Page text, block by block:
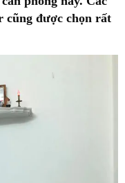
cũng được chọn rất